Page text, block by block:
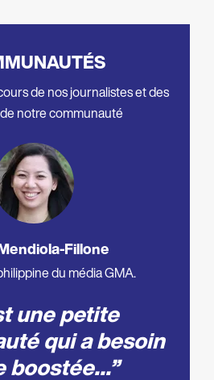
de nos journalistes et des
notre communauté
Fillone
du média GMA.
une petite
qui a besoin
boostée...